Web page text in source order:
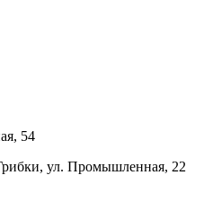
54
ул. Промышленная, 22